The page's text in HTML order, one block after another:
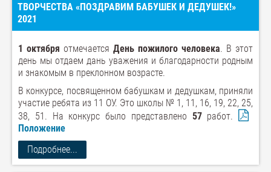
ТВОРЧЕСТВА «ПОЗДРАВИМ БАБУШЕК И ДЕДУШЕК!»
2021
1 октября отмечается День пожилого человека. В этот
день мы отдаем дань уважения и благодарности родным
и знакомым в преклонном возрасте.
В конкурсе, посвященном бабушкам и дедушкам, приняли
участие ребята из 11 ОУ. Это школы № 1, 11, 16, 19, 22, 25,
38, 51. На конкурс было представлено 57работ.
Положение
Подробнее...